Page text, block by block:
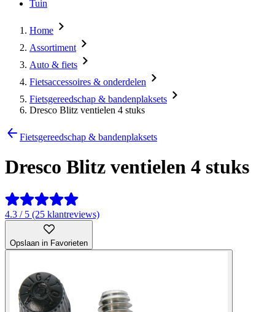
Tuin
Home
Assortiment
Auto & fiets
Fietsaccessoires & onderdelen
Fietsgereedschap & bandenplaksets
Dresco Blitz ventielen 4 stuks
Fietsgereedschap & bandenplaksets
Dresco Blitz ventielen 4 stuks
4.3 / 5 (25 klantreviews)
Opslaan in Favorieten